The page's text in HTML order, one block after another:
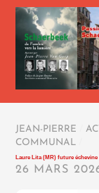
JEAN-PIERRE
COMMUNAL
Laure Lita (MR) future échevine
26 MARS